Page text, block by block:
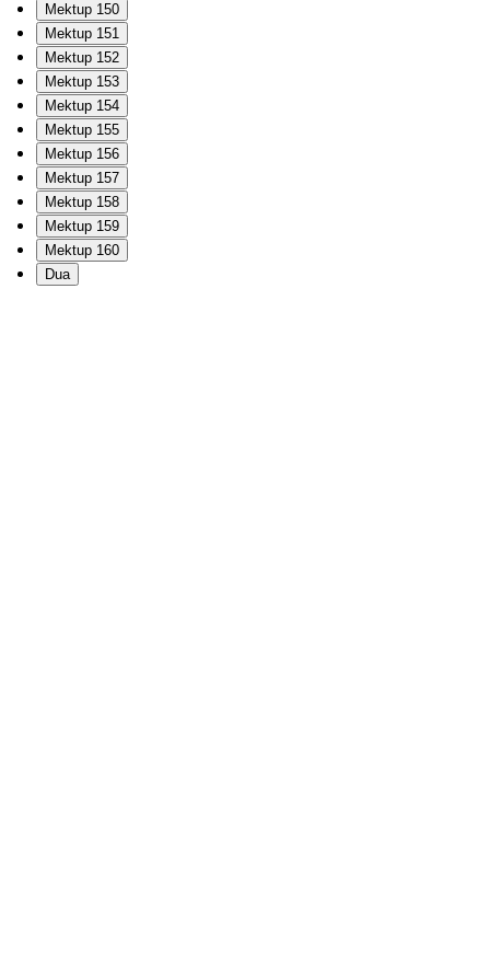
Mektup 150
Mektup 151
Mektup 152
Mektup 153
Mektup 154
Mektup 155
Mektup 156
Mektup 157
Mektup 158
Mektup 159
Mektup 160
Dua